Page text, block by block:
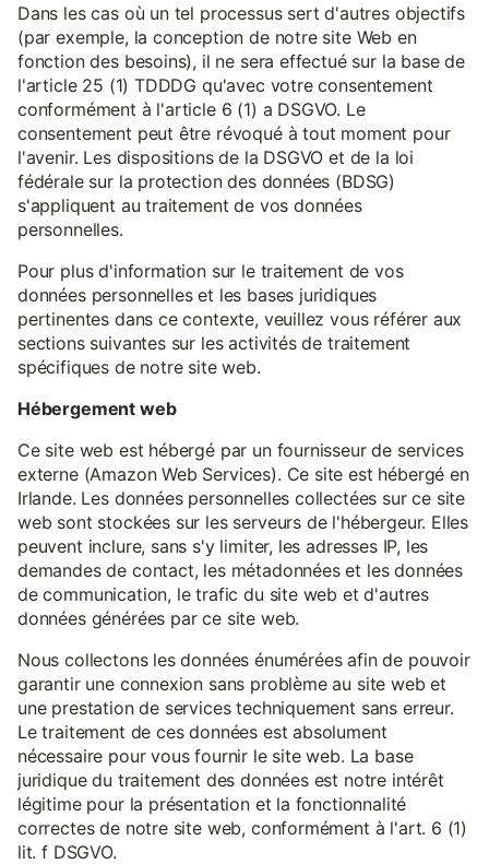
Dans les cas où un tel processus sert d'autres objectifs
(par exemple, la conception de notre site Web en
fonction des besoins), il ne sera effectué sur la base de
l'article 25 (1) TDDDG qu'avec votre consentement
conformément à l'article 6 (1) a DSGVO. Le
consentement peut être révoqué à tout moment pour
l'avenir. Les dispositions de la DSGVO et de la loi
fédérale sur la protection des données (BDSG)
s'appliquent au traitement de vos données
personnelles.
Pour plus d'information sur le traitement de vos
données personnelles et les bases juridiques
pertinentes dans ce contexte, veuillez vous référer aux
sections suivantes sur les activités de traitement
spécifiques de notre site web.
Hébergement web
Ce site web est hébergé par un fournisseur de services
externe (Amazon Web Services). Ce site est hébergé en
Irlande. Les données personnelles collectées sur ce site
web sont stockées sur les serveurs de l'hébergeur. Elles
peuvent inclure, sans s'y limiter, les adresses IP, les
demandes de contact, les métadonnées et les données
de communication, le trafic du site web et d'autres
données générées par ce site web.
Nous collectons les données énumérées afin de pouvoir
garantir une connexion sans problème au site web et
une prestation de services techniquement sans erreur.
Le traitement de ces données est absolument
nécessaire pour vous fournir le site web. La base
juridique du traitement des données est notre intérêt
légitime pour la présentation et la fonctionnalité
correctes de notre site web, conformément à l'art. 6 (1)
lit. f DSGVO.